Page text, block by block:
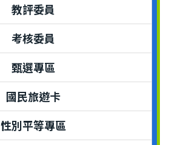
教評委員
考核委員
甄選專區
國民旅遊卡
性別平等專區